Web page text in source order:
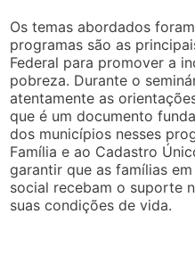
Os temas abordados
programas são as
Federal para promover a
pobreza. Durante o
atentamente as
que é um documento
dos municípios nesses
Família e ao Cadastro
garantir que as famílias
social recebam o suporte
suas condições de vida.